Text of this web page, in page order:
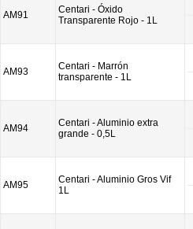
AM91
Centari - Óxido
Transparente Rojo - 1L
AM93
Centari - Marrón
transparente - 1L
AM94
Centari - Aluminio extra
grande - 0,5L
AM95
Centari - Aluminio Gros Vif
1L